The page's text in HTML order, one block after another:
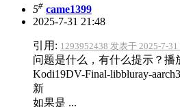
5# came1399
2025-7-31 21:48
引用: 1293952438 发表于 2025-7-31
问题是什么，有什么提示？播
Kodi19DV-Final-libbluray-
新
如果是 ...